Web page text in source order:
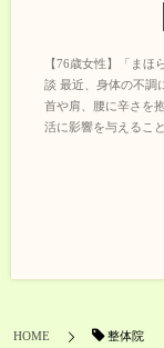
【76歳女性】「ま
談 最近、身体の不調
首や肩、腰に辛さを
活に影響を与えるこ
HOME 整体院